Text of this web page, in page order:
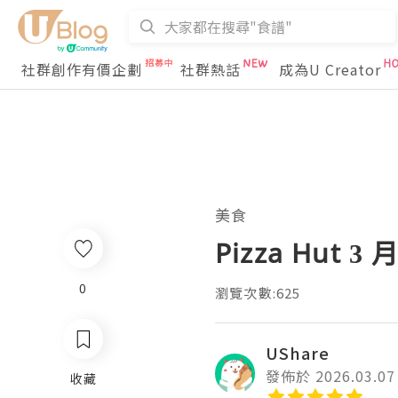
社群創作有價企劃 社群熱話 成為U Creator
0
收藏
美食
Pizza Hut 3
瀏覽次數:625
UShare
發佈於 2026.03.07